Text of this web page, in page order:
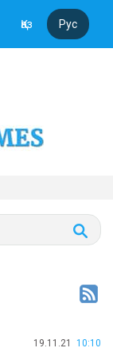
Қаз Рус
19.11.21 10:10